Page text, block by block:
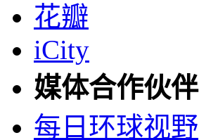
花瓣
iCity
媒体合作伙伴
每日环球视野